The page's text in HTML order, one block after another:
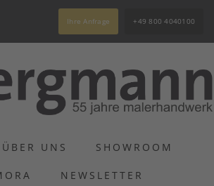
Ihre Anfrage +49 800 4040100
ÜBER UNS SHOWROOM
NEWSLETTER